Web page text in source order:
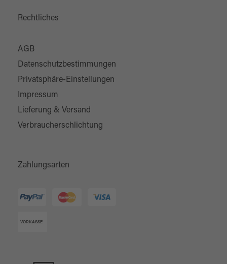
Rechtliches
AGB
Datenschutzbestimmungen
Privatsphäre-Einstellungen
Impressum
Lieferung & Versand
Verbraucherschlichtung
Zahlungsarten